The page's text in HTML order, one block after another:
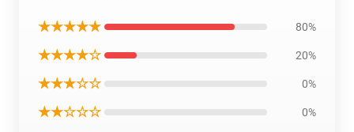
★★★★★ 80%
★★★★☆ 20%
★★★☆☆ 0%
★★☆☆☆ 0%